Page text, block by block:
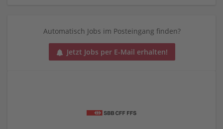
Automatisch Jobs im Posteingang finden?
Jetzt Jobs per E-Mail erhalten!